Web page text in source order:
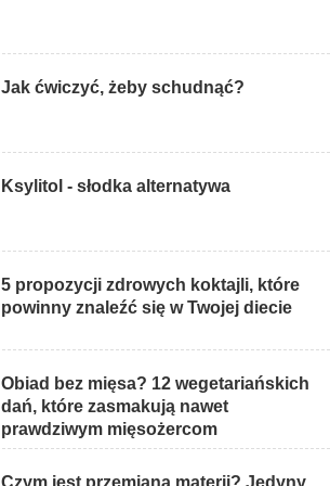
Jak ćwiczyć, żeby schudnąć?
Ksylitol - słodka alternatywa
5 propozycji zdrowych koktajli, które
powinny znaleźć się w Twojej diecie
Obiad bez mięsa? 12 wegetariańskich
dań, które zasmakują nawet
prawdziwym mięsożercom